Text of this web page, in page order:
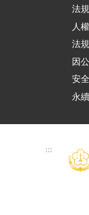
法
人
法
因
安
永
:::